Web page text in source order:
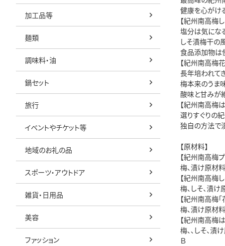
加工品等
麺類
調味料・油
鍋セット
旅行
イベントやチケット等
地域のお礼の品
スポーツ・アウトドア
雑貨・日用品
美容
ファッション
健康を心がけ
【紀州南高梅
塩分は気にな
しそ漬梅干の
食品添加物は
【紀州南高梅花
長年培われて
梅本来のうま
酸味と甘みが
【紀州南高梅
選りすぐりの
独自の方法で
【原材料】
【紀州南高梅
梅、漬け原材料
【紀州南高梅
梅、しそ、漬
【紀州南高梅「
梅、漬け原材料
【紀州南高梅
梅、、しそ、漬
Ｂ